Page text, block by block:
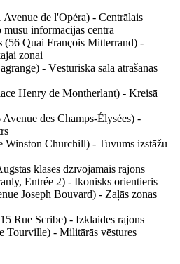
Avenue de l'Opéra) - Centrālais
informācijas centra
(56 Quai François Mitterrand) -
zonai
- Vēsturiska sala atrašanās
Henry de Montherlant) - Kreisā
Avenue des Champs-Élysées) -
Winston Churchill) - Tuvums izstāžu
klases dzīvojamais rajons
Entrée 2) - Ikonisks orientieris
Joseph Bouvard) - Zaļās zonas
Rue Scribe) - Izklaides rajons
Tourville) - Militārās vēstures